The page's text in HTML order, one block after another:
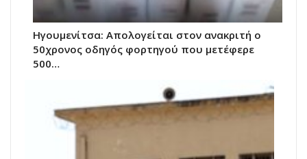
Ηγουμενίτσα: Απολογείται στον ανακριτή ο
50χρονος οδηγός φορτηγού που μετέφερε
500…